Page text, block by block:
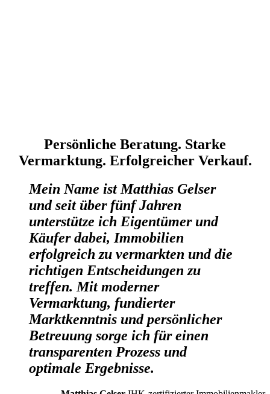
Persönliche Beratung. Starke
Vermarktung. Erfolgreicher Verkauf.
Mein Name ist Matthias Gelser
und seit über fünf Jahren
unterstütze ich Eigentümer und
Käufer dabei, Immobilien
erfolgreich zu vermarkten und die
richtigen Entscheidungen zu
treffen. Mit moderner
Vermarktung, fundierter
Marktkenntnis und persönlicher
Betreuung sorge ich für einen
transparenten Prozess und
optimale Ergebnisse.